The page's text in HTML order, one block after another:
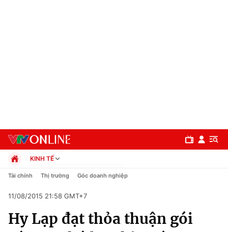
Chuyên mục
KINH TẾ
Chính trị
Pháp luật
Kinh tế
Thể thao
Tài chính Thị trường Góc doanh nghiệp
11/08/2015 21:58 GMT+7
Hy Lạp đạt thỏa thuận gói